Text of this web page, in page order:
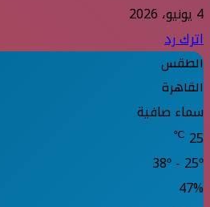
4 يونيو، 2026
اترك رد
الطقس
القاهرة
سماء صافية
25
℃
38º - 25º
47%